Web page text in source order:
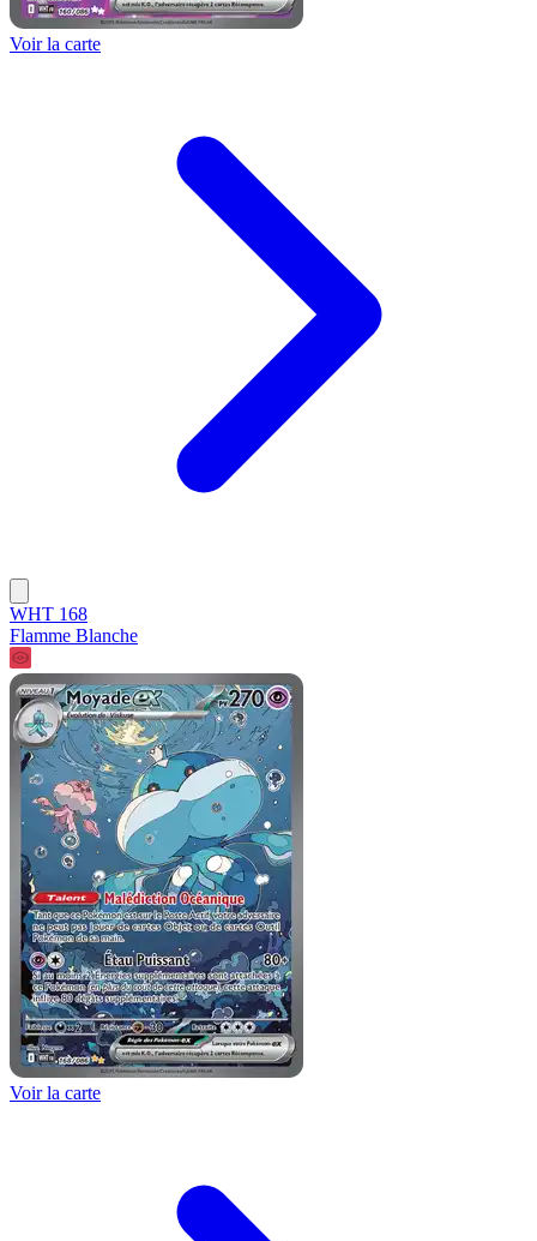
Voir la carte
WHT 168
Flamme Blanche
Voir la carte